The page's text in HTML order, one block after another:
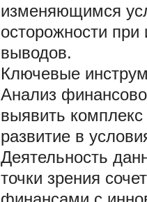
изменяющимся
осторожности
выводов.
Ключевые
Анализ
выявить
развитие в
Деятельность
точки зрения